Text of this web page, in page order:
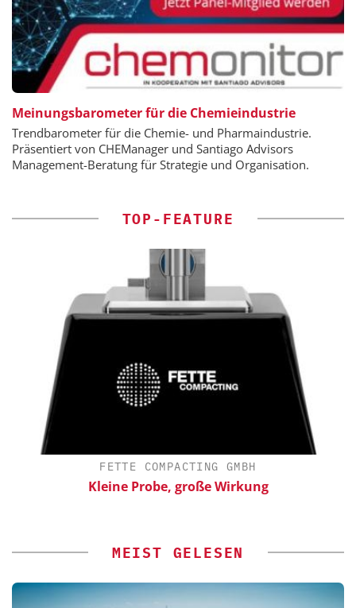
Meinungsbarometer für die Chemieindustrie
Trendbarometer für die Chemie- und Pharmaindustrie.
Präsentiert von CHEManager und Santiago Advisors
Management-Beratung für Strategie und Organisation.
TOP-FEATURE
FETTE COMPACTING GMBH
Kleine Probe, große Wirkung
MEIST GELESEN